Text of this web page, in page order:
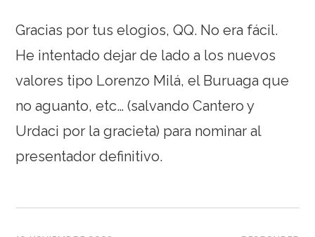
Gracias por tus elogios, QQ. No era fácil.
He intentado dejar de lado a los nuevos
valores tipo Lorenzo Milá, el Buruaga que
no aguanto, etc… (salvando Cantero y
Urdaci por la gracieta) para nominar al
presentador definitivo.